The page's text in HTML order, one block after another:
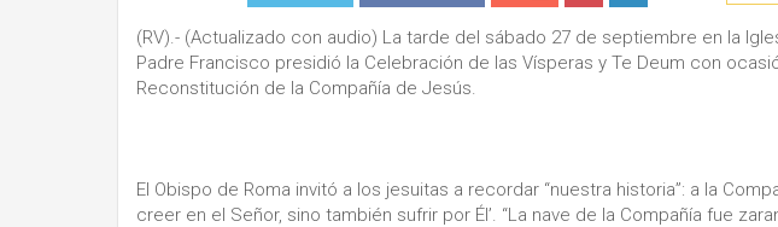
(RV).- (Actualizado con audio) La tarde del sábado 27 de septiembre en la
Padre Francisco presidió la Celebración de las Vísperas y Te Deum con
Reconstitución de la Compañía de Jesús.
El Obispo de Roma invitó a los jesuitas a recordar “nuestra historia”: a la
creer en el Señor, sino también sufrir por Él’. “La nave de la Compañía fue